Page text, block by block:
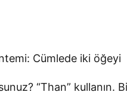
Cümlede iki öğeyi
“Than” kullanın.